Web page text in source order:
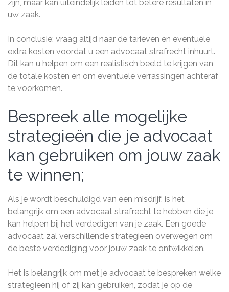
zijn, maar kan uiteindelijk leiden tot betere resultaten in
uw zaak.
In conclusie: vraag altijd naar de tarieven en eventuele
extra kosten voordat u een advocaat strafrecht inhuurt.
Dit kan u helpen om een realistisch beeld te krijgen van
de totale kosten en om eventuele verrassingen achteraf
te voorkomen.
Bespreek alle mogelijke
strategieën die je advocaat
kan gebruiken om jouw zaak
te winnen;
Als je wordt beschuldigd van een misdrijf, is het
belangrijk om een advocaat strafrecht te hebben die je
kan helpen bij het verdedigen van je zaak. Een goede
advocaat zal verschillende strategieën overwegen om
de beste verdediging voor jouw zaak te ontwikkelen.
Het is belangrijk om met je advocaat te bespreken welke
strategieën hij of zij kan gebruiken, zodat je op de